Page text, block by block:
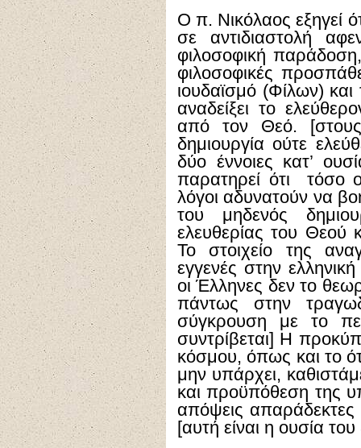
Ο π. Νικόλαος εξηγεί
σε αντιδιαστολή
φιλοσοφική
φιλοσοφικές
ιουδαϊσμό (Φίλων) και
αναδείξει το
από τον Θεό.
δημιουργία ούτε
δύο έννοιες κατ’
παρατηρεί ότι τόσο
λόγοι αδυνατούν να
του μηδενός
ελευθερίας του Θεού
Το στοιχείο της
εγγενές στην
οι Έλληνες δεν το
πάντως στην
σύγκρουση με το
συντρίβεται] Η
κόσμου, όπως και το
μην υπάρχει,
και προϋπόθεση της
απόψεις απαράδεκτες
[αυτή είναι η ουσία